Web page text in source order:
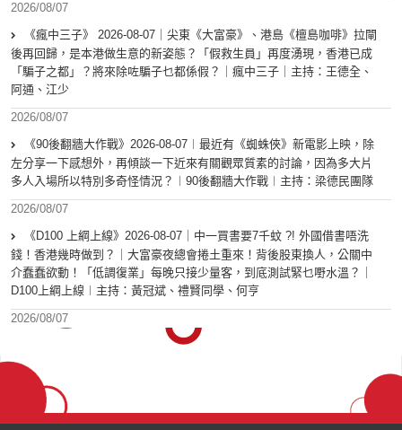
2026/08/07
《瘋中三子》 2026-08-07｜尖東《大富豪》、港島《檀島咖啡》拉閘
後再回歸，是本港做生意的新姿態？「假救生員」再度湧現，香港已成
「騙子之都」？將來除咗騙子乜都係假？｜瘋中三子｜主持：王德全、
阿通、江少
2026/08/07
《90後翻牆大作戰》2026-08-07︱最近有《蜘蛛俠》新電影上映，除
左分享一下感想外，再傾談一下近來有關觀眾質素的討論，因為多大片
多人入場所以特別多奇怪情況？︱90後翻牆大作戰︱主持：梁德民團隊
2026/08/07
《D100 上綱上線》2026-08-07｜中一買書要7千蚊 ?! 外國借書唔洗
錢！香港幾時做到？｜大富豪夜總會捲土重來！背後股東換人，公關中
介蠢蠢欲動！「低調復業」每晚只接少量客，到底測試緊乜嘢水溫？｜
D100上綱上線︱主持：黃冠斌、禮賢同學、何亨
2026/08/07